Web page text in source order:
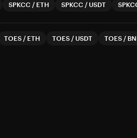
SPKCC / ETH SPKCC / USDT
TOES / ETH TOES / USDT TOES /